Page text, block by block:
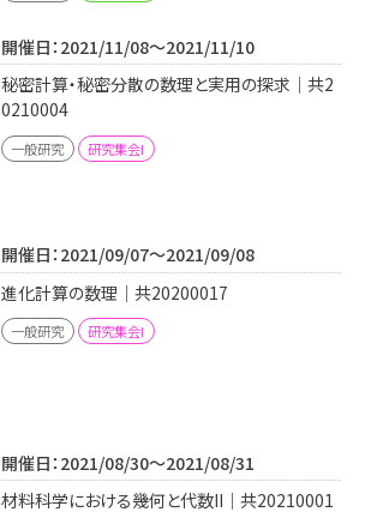
開催日：2021/11/08～2021/11/10
秘密計算・秘密分散の数理と実用の探求｜共2
0210004
一般研究 研究集会I
開催日：2021/09/07～2021/09/08
進化計算の数理｜共20200017
一般研究 研究集会I
開催日：2021/08/30～2021/08/31
材料科学における幾何と代数II｜共20210001